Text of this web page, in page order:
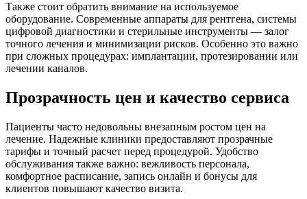
Также стоит обратить внимание на используемое
оборудование. Современные аппараты для рентгена, системы
цифровой диагностики и стерильные инструменты — залог
точного лечения и минимизации рисков. Особенно это важно
при сложных процедурах: имплантации, протезировании или
лечении каналов.
Прозрачность цен и качество сервиса
Пациенты часто недовольны внезапным ростом цен на
лечение. Надежные клиники предоставляют прозрачные
тарифы и точный расчет перед процедурой. Удобство
обслуживания также важно: вежливость персонала,
комфортное расписание, запись онлайн и бонусы для
клиентов повышают качество визита.